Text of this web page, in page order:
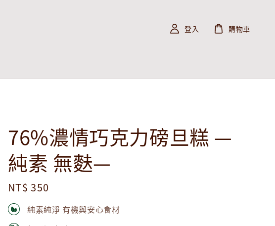
登入 購物車
76%濃情巧克力磅旦糕 —
純素 無麩—
Regular
price
NT$ 350
純素純淨 有機與安心食材